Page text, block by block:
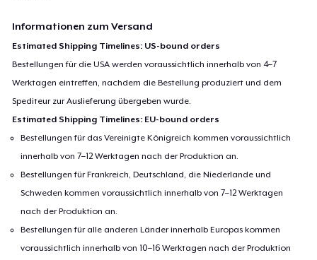
Informationen zum Versand
Estimated Shipping Timelines: US-bound orders
Bestellungen für die USA werden voraussichtlich innerhalb von 4–7
Werktagen eintreffen, nachdem die Bestellung produziert und dem
Spediteur zur Auslieferung übergeben wurde.
Estimated Shipping Timelines: EU-bound orders
Bestellungen für das Vereinigte Königreich kommen voraussichtlich
innerhalb von 7–12 Werktagen nach der Produktion an.
Bestellungen für Frankreich, Deutschland, die Niederlande und
Schweden kommen voraussichtlich innerhalb von 7–12 Werktagen
nach der Produktion an.
Bestellungen für alle anderen Länder innerhalb Europas kommen
voraussichtlich innerhalb von 10–16 Werktagen nach der Produktion